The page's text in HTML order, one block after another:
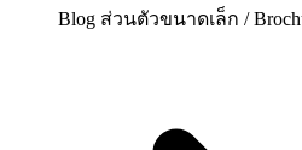
Blog ส่วนตัวขนาดเล็ก /